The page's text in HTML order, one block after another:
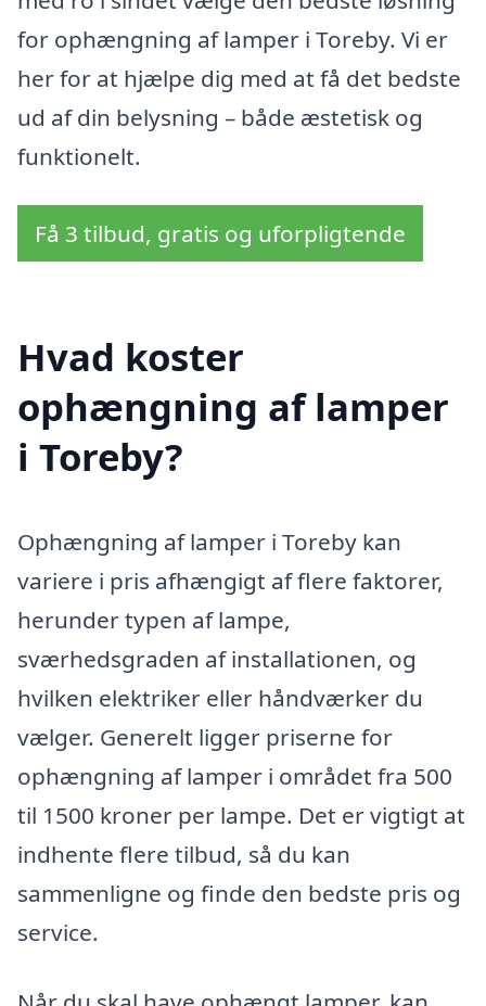
for ophængning af lamper i Toreby. Vi er
her for at hjælpe dig med at få det bedste
ud af din belysning – både æstetisk og
funktionelt.
Få 3 tilbud, gratis og uforpligtende
Hvad koster
ophængning af lamper
i Toreby?
Ophængning af lamper i Toreby kan
variere i pris afhængigt af flere faktorer,
herunder typen af lampe,
sværhedsgraden af installationen, og
hvilken elektriker eller håndværker du
vælger. Generelt ligger priserne for
ophængning af lamper i området fra 500
til 1500 kroner per lampe. Det er vigtigt at
indhente flere tilbud, så du kan
sammenligne og finde den bedste pris og
service.